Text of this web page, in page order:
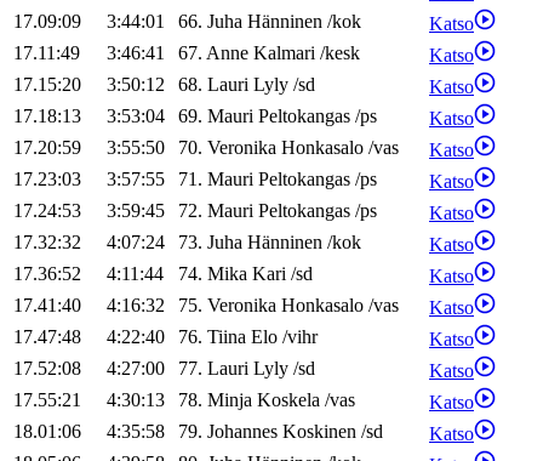
17.09:09
3:44:01 66. Juha Hänninen /kok
Katso
17.11:49
3:46:41 67. Anne Kalmari /kesk
Katso
17.15:20
3:50:12 68. Lauri Lyly /sd
Katso
17.18:13
3:53:04 69. Mauri Peltokangas /ps
Katso
17.20:59
3:55:50 70. Veronika Honkasalo /vas
Katso
17.23:03
3:57:55 71. Mauri Peltokangas /ps
Katso
17.24:53
3:59:45 72. Mauri Peltokangas /ps
Katso
17.32:32
4:07:24 73. Juha Hänninen /kok
Katso
17.36:52
4:11:44 74. Mika Kari /sd
Katso
17.41:40
4:16:32 75. Veronika Honkasalo /vas
Katso
17.47:48
4:22:40 76. Tiina Elo /vihr
Katso
17.52:08
4:27:00 77. Lauri Lyly /sd
Katso
17.55:21
4:30:13 78. Minja Koskela /vas
Katso
18.01:06
4:35:58 79. Johannes Koskinen /sd
Katso